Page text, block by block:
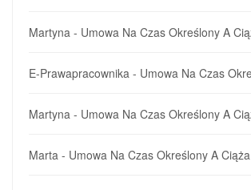
Martyna - Umowa Na Czas Określony A
E-Prawapracownika - Umowa Na Czas
Martyna - Umowa Na Czas Określony A
Marta - Umowa Na Czas Określony A Ciąża